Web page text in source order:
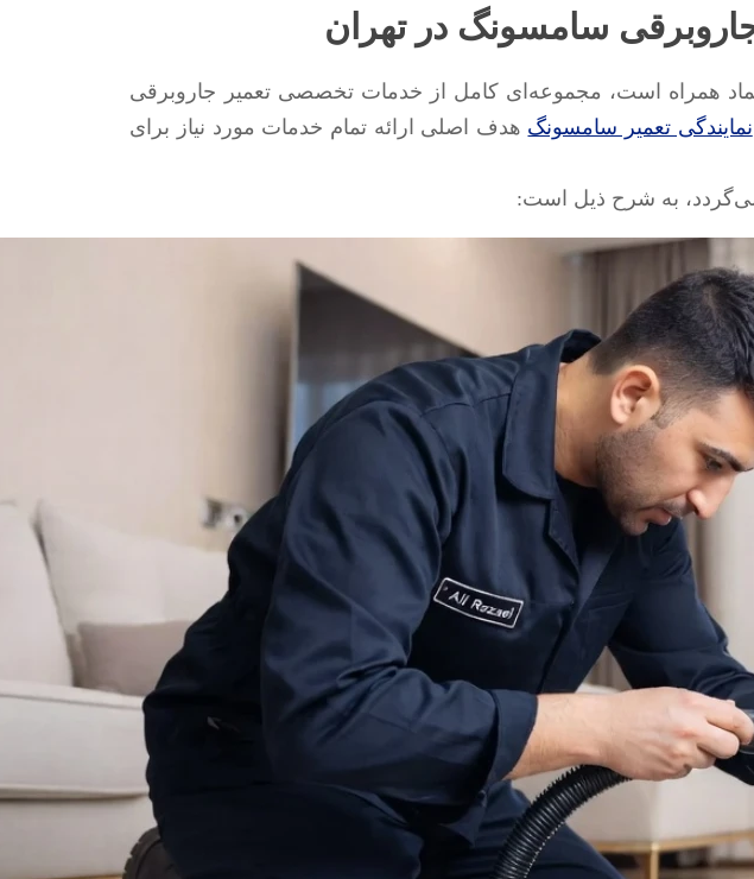
سامسونگ در تهران
همراه است، مجموعه‌ای کامل از خدمات تخصصی تعمیر جاروبرقی
نمایندگی تعمیر سامسونگ هدف اصلی ارائه تمام خدمات مورد نیاز برای
به شرح ذیل است: